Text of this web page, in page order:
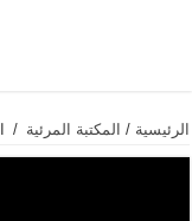
الرئيسية / المكتبة المرئية /